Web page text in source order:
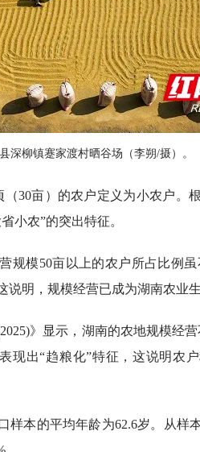
深柳镇蹇家渡村晒谷场（李朔/摄）。
30亩）的农户定义为小农户。
小农”的突出特征。
规模50亩以上的农户所占比例
说明，规模经营已成为湖南农业
》显示，湖南的农地规模经
现出“趋粮化”特征，这说明农
样本的平均年龄为62.6岁。从样